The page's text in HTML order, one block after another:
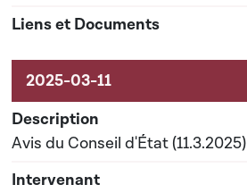
Avis du Conseil d'État (11.3.2025)